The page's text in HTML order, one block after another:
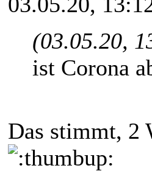
(03.05.20,
ist Corona
Das stimmt, 2